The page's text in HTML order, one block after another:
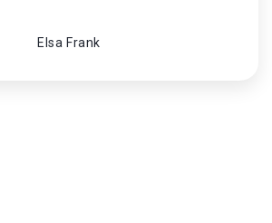
Elsa Frank